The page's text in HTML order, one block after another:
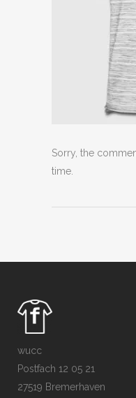
Sorry, the
time.
wucc
Postfach 12 05 21
27519 Bremerhaven